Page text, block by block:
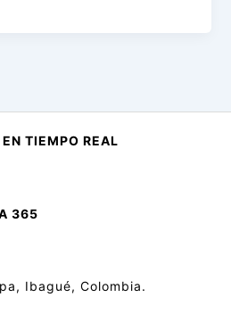
TIEMPO REAL
365
Ibagué, Colombia.